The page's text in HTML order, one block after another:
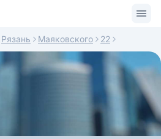
Рязань Маяковского 22